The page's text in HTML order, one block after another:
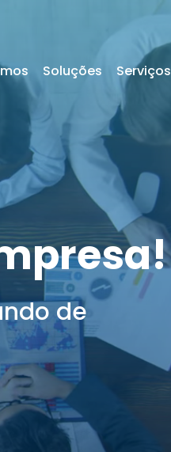
Soluções Serviços
de